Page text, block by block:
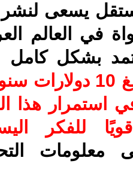
يسعى لنشر
في العالم
بشكل
ساهم/ي معنا! بدعمكم بمبلغ 10
استمرار هذا
للفكر
معلومات